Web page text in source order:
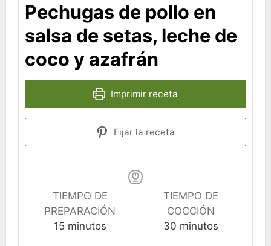
Pechugas de pollo en
salsa de setas, leche de
coco y azafrán
Imprimir receta
Fijar la receta
TIEMPO DE
PREPARACIÓN
15minutos
minutos
TIEMPO DE
COCCIÓN
30 minutos
minutos